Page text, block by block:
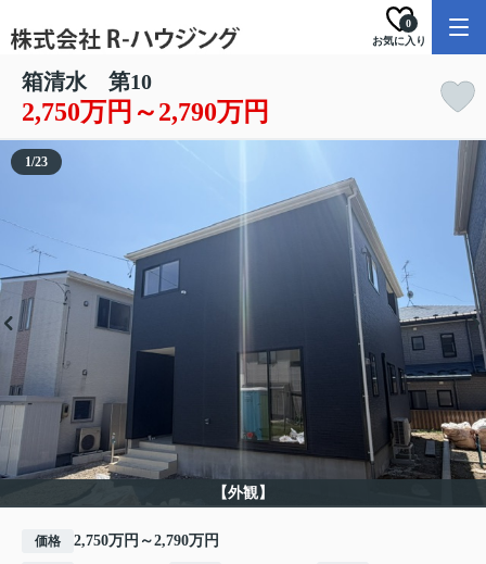
お気に入り
0
箱清水 第10
2,750万円～2,790万円
【外観】
1/23
価格 2,750万円～2,790万円